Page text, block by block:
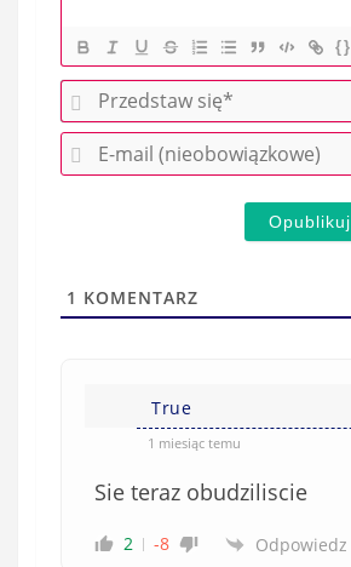
{}
1 KOMENTARZ
True
1 miesiąc temu
Sie teraz obudziliscie
2 -8 Odpowiedz